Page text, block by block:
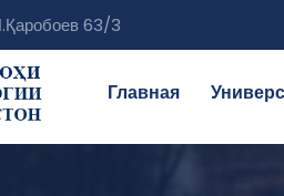
63/3
Главная